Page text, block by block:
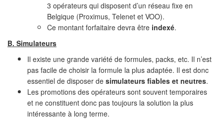
3 opérateurs qui disposent d’un réseau fixe en
Belgique (Proximus, Telenet et VOO).
Ce montant forfaitaire devra être indexé.
B. Simulateurs
Il existe une grande variété de formules, packs, etc. Il n’est
pas facile de choisir la formule la plus adaptée. Il est donc
essentiel de disposer de simulateurs fiables et neutres.
Les promotions des opérateurs sont souvent temporaires
et ne constituent donc pas toujours la solution la plus
intéressante à long terme.